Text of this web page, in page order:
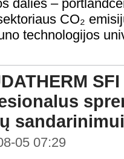
dalies –
CO₂
technologijos
05 07:29